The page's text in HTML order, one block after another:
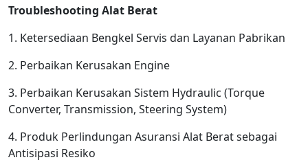
Troubleshooting Alat Berat
1. Ketersediaan Bengkel Servis dan Layanan Pabrikan
2. Perbaikan Kerusakan Engine
3. Perbaikan Kerusakan Sistem Hydraulic (Torque
Converter, Transmission, Steering System)
4. Produk Perlindungan Asuransi Alat Berat sebagai
Antisipasi Resiko